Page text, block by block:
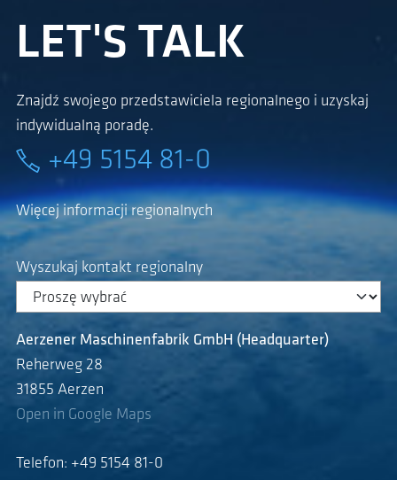
LET'S TALK
Znajdź swojego przedstawiciela regionalnego i uzyskaj
indywidualną poradę.
+49 5154 81-0
Więcej informacji regionalnych
Wyszukaj kontakt regionalny
Aerzener Maschinenfabrik GmbH (Headquarter)
Reherweg 28
31855 Aerzen
Open in Google Maps
Telefon: +49 5154 81-0